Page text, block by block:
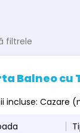
filtrele
Balneo cu
incluse: Cazare